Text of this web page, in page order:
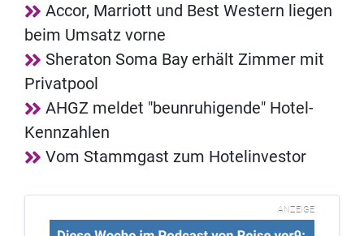
Accor, Marriott und Best Western liegen
beim Umsatz vorne
Sheraton Soma Bay erhält Zimmer mit
Privatpool
AHGZ meldet "beunruhigende" Hotel-
Kennzahlen
Vom Stammgast zum Hotelinvestor
ANZEIGE